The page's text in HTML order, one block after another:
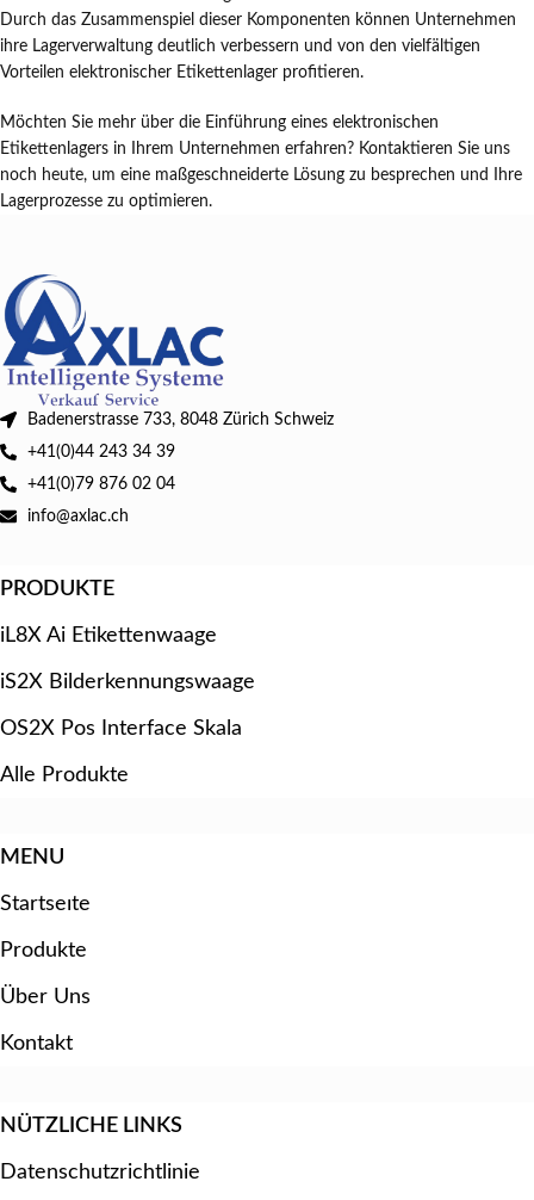
Durch das Zusammenspiel dieser Komponenten können Unternehmen
ihre Lagerverwaltung deutlich verbessern und von den vielfältigen
Vorteilen elektronischer Etikettenlager profitieren.
Möchten Sie mehr über die Einführung eines elektronischen
Etikettenlagers in Ihrem Unternehmen erfahren? Kontaktieren Sie uns
noch heute, um eine maßgeschneiderte Lösung zu besprechen und Ihre
Lagerprozesse zu optimieren.
Badenerstrasse 733, 8048 Zürich Schweiz
+41(0)44 243 34 39
+41(0)79 876 02 04
info@axlac.ch
PRODUKTE
iL8X Ai Etikettenwaage
iS2X Bilderkennungswaage
OS2X Pos Interface Skala
Alle Produkte
MENU
Startseıte
Produkte
Über Uns
Kontakt
NÜTZLICHE LINKS
Datenschutzrichtlinie